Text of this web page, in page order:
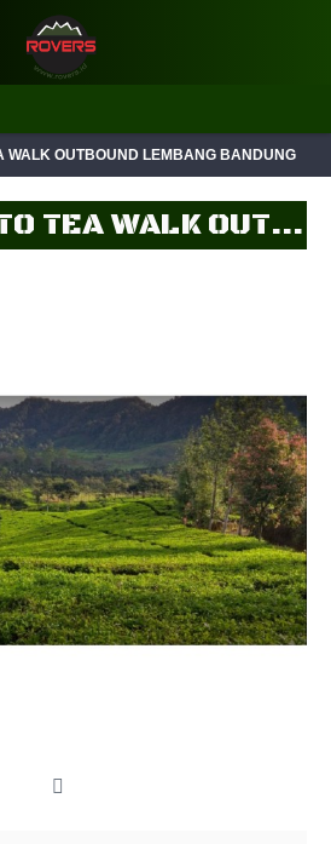
WALK OUTBOUND LEMBANG BANDUNG
WELCOME TO TEA WALK OUTBOUND LEMBANG BANDUNG